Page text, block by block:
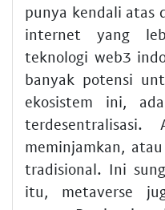
punya kendali atas
internet yang
teknologi web3
banyak potensi
ekosistem ini,
terdesentralisasi.
meminjamkan,
tradisional. Ini
itu, metaverse